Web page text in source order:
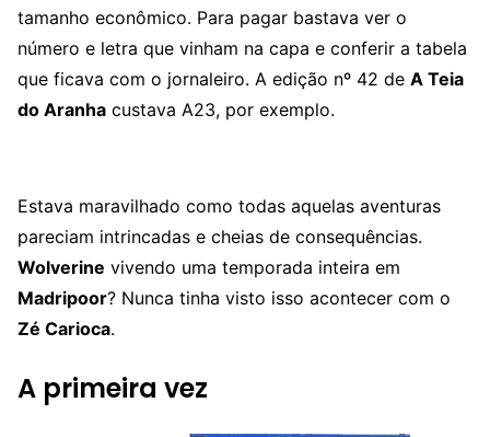
tamanho econômico. Para pagar bastava ver o
número e letra que vinham na capa e conferir a tabela
que ficava com o jornaleiro. A edição nº 42 de A Teia
do Aranha custava A23, por exemplo.
Estava maravilhado como todas aquelas aventuras
pareciam intrincadas e cheias de consequências.
Wolverine vivendo uma temporada inteira em
Madripoor? Nunca tinha visto isso acontecer com o
Zé Carioca.
A primeira vez